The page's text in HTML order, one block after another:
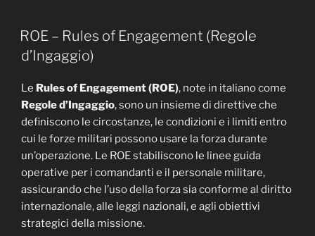
ROE – Rules of Engagement (Regole
d’Ingaggio)
Le Rules of Engagement (ROE), note in italiano come
Regole d’Ingaggio, sono un insieme di direttive che
definiscono le circostanze, le condizioni e i limiti entro
cui le forze militari possono usare la forza durante
un’operazione. Le ROE stabiliscono le linee guida
operative per i comandanti e il personale militare,
assicurando che l’uso della forza sia conforme al diritto
internazionale, alle leggi nazionali, e agli obiettivi
strategici della missione.